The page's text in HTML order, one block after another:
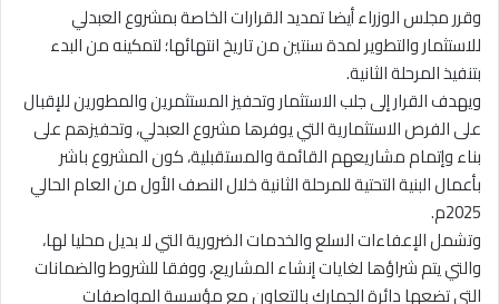
وقرر مجلس الوزراء أيضا تمديد القرارات الخاصة بمشروع العبدلي
للاستثمار والتطوير لمدة سنتين من تاريخ انتهائها؛ لتمكينه من البدء
بتنفيذ المرحلة الثانية.
ويهدف القرار إلى جلب الاستثمار وتحفيز المستثمرين والمطورين للإقبال
على الفرص الاستثمارية التي يوفرها مشروع العبدلي، وتحفيزهم على
بناء وإتمام مشاريعهم القائمة والمستقبلية، كون المشروع باشر
بأعمال البنية التحتية للمرحلة الثانية خلال النصف الأول من العام الحالي
2025م.
وتشمل الإعفاءات السلع والخدمات الضرورية التي لا بديل محليا لها،
والتي يتم شراؤها لغايات إنشاء المشاريع، ووفقا للشروط والضمانات
التي تضعها دائرة الجمارك بالتعاون مع مؤسسة المواصفات